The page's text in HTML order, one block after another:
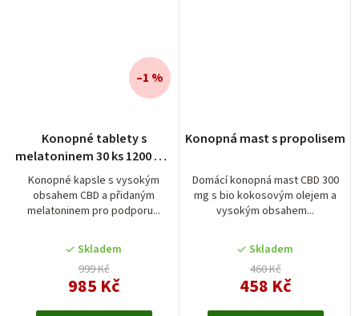
Konopné tablety s
melatoninem 30 ks 1200 mg
CBD
Konopné kapsle s vysokým
obsahem CBD a přidaným
melatoninem pro podporu...
Skladem
999 Kč
985 Kč
–1 %
Konopná mast s propolisem
Domácí konopná mast CBD 300
mg s bio kokosovým olejem a
vysokým obsahem...
Skladem
460 Kč
458 Kč